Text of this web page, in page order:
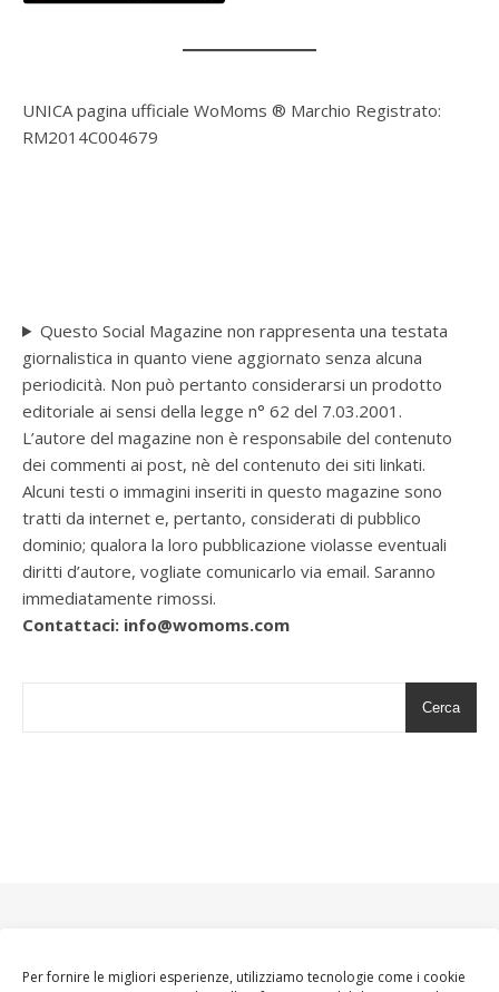
Per fornire le migliori esperienze, utilizziamo tecnologie come i cookie
UNICA pagina ufficiale WoMoms ® Marchio Registrato:
RM2014C004679
Questo Social Magazine non rappresenta una testata
giornalistica in quanto viene aggiornato senza alcuna
periodicità. Non può pertanto considerarsi un prodotto
editoriale ai sensi della legge n° 62 del 7.03.2001.
L’autore del magazine non è responsabile del contenuto
dei commenti ai post, nè del contenuto dei siti linkati.
Alcuni testi o immagini inseriti in questo magazine sono
tratti da internet e, pertanto, considerati di pubblico
dominio; qualora la loro pubblicazione violasse eventuali
diritti d’autore, vogliate comunicarlo via email. Saranno
immediatamente rimossi.
Contattaci: info@womoms.com
Cerca